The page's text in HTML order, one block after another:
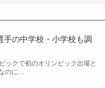
の中学校・小学校も調
ックで初のオリンピック出場と
のに…